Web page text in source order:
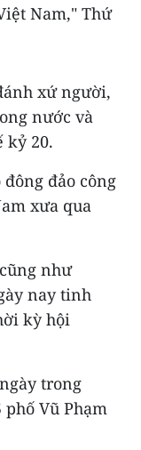
Nam," Thứ
xứ người,
nước và
kỷ 20.
đảo công
xưa qua
như
nay tinh
kỳ hội
trong
Vũ Phạm